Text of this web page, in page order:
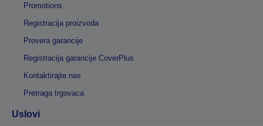
Promotions
Registracija proizvoda
Provera garancije
Registracija garancije CoverPlus
Kontaktirajte nas
Pretraga trgovaca
Uslovi